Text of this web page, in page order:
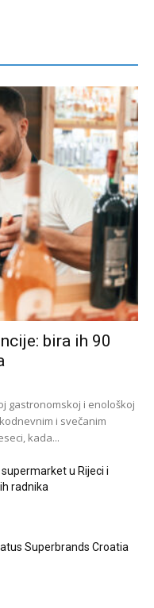
bira ih 90
gastronomskoj i enološkoj
i svečanim
kada...
u Rijeci i
radnika
Superbrands Croatia